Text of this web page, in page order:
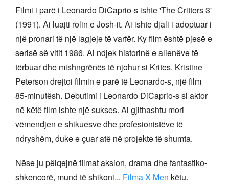
Filmi i parë i Leonardo DiCaprio-s ishte 'The Critters 3'
(1991). Ai luajti rolin e Josh-it. Ai ishte djali i adoptuar i
një pronari të një lagjeje të varfër. Ky film është pjesë e
serisë së vitit 1986. Ai ndjek historinë e alienëve të
tërbuar dhe mishngrënës të njohur si Krites. Kristine
Peterson drejtoi filmin e parë të Leonardo-s, një film
85-minutësh. Debutimi i Leonardo DiCaprio-s si aktor
në këtë film ishte një sukses. Ai gjithashtu mori
vëmendjen e shikuesve dhe profesionistëve të
ndryshëm, duke e çuar atë në projekte të shumta.
Nëse ju pëlqejnë filmat aksion, drama dhe fantastiko-
shkencorë, mund të shikoni... Filma X-Men këtu.